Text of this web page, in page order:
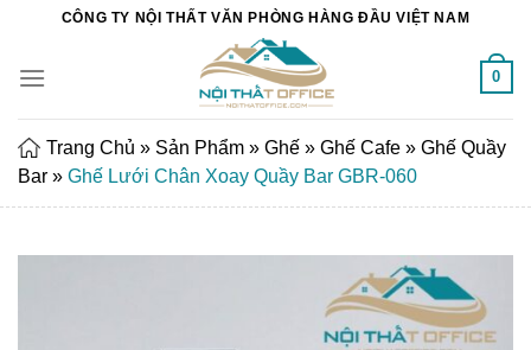
Chuyển
nội
CÔNG TY NỘI THẤT VĂN PHÒNG HÀNG ĐẦU VIỆT NAM
0
Trang Chủ » Sản Phẩm » Ghế » Ghế Cafe » Ghế Quầy
Bar » Ghế Lưới Chân Xoay Quầy Bar GBR-060